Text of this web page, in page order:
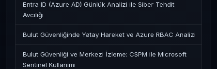
Entra ID (Azure AD) Günlük Analizi ile Siber Tehdit
Avcılığı
Bulut Güvenliğinde Yatay Hareket ve Azure RBAC Analizi
Bulut Güvenliği ve Merkezi İzleme: CSPM ile Microsoft
Sentinel Kullanımı